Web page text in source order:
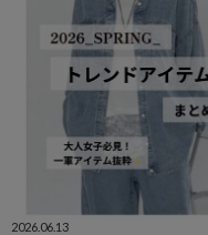
2026.06.13